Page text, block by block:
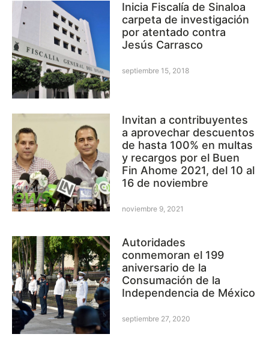
Inicia Fiscalía de Sinaloa
carpeta de investigación
por atentado contra
Jesús Carrasco
septiembre 15, 2018
Invitan a contribuyentes
a aprovechar descuentos
de hasta 100% en multas
y recargos por el Buen
Fin Ahome 2021, del 10 al
16 de noviembre
noviembre 9, 2021
Autoridades
conmemoran el 199
aniversario de la
Consumación de la
Independencia de México
septiembre 27, 2020